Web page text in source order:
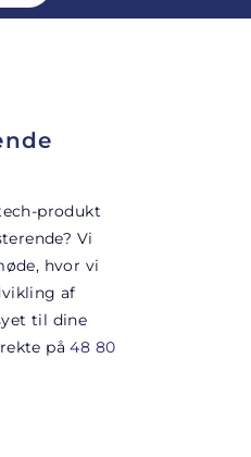
produkt
Vi
hvor vi
af
til dine
på48 80